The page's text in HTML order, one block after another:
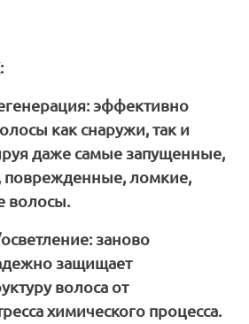
эффективно
как снаружи, так и
даже самые запущенные,
поврежденные, ломкие,
волосы.
заново
защищает
волоса от
химического процесса.